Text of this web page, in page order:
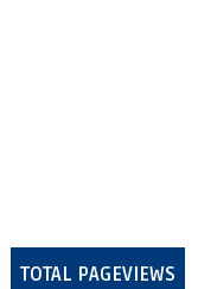
TOTAL PAGEVIEWS